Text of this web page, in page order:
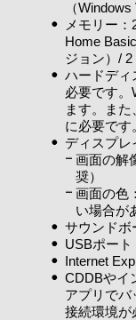
（
メモリー
Home
ジョン）/
ハードディ
必要です。
ます。ま
に必要です
ディスプレ
画面の解
奨）
画面の色
い場合が
サウンドボ
USBポー
Internet
CDDBやイ
アプリで
接続環境が